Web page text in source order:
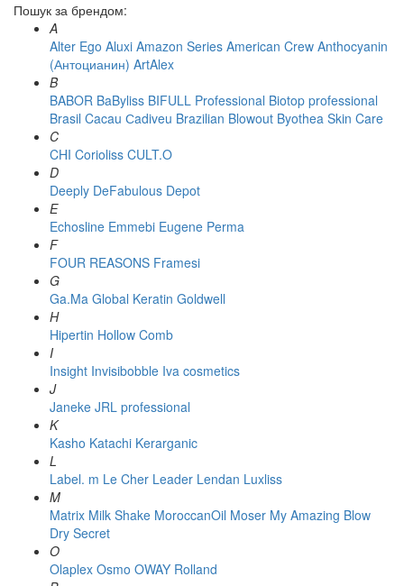
Пошук за брендом:
A
Alter Ego Aluxi Amazon Series American Crew Anthocyanin
(Антоцианин) ArtAlex
B
BABOR BaByliss BIFULL Professional Biotop professional
Brasil Cacau Сadiveu Brazilian Blowout Byothea Skin Care
C
CHI Corioliss CULT.O
D
Deeply DeFabulous Depot
E
Echosline Emmebi Eugene Perma
F
FOUR REASONS Framesi
G
Ga.Ma Global Keratin Goldwell
H
Hipertin Hollow Comb
I
Insight Invisibobble Iva cosmetics
J
Janeke JRL professional
K
Kasho Katachi Kerarganic
L
Label. m Le Cher Leader Lendan Luxliss
M
Matrix Milk Shake MoroccanOil Moser My Amazing Blow
Dry Secret
O
Olaplex Osmo OWAY Rolland